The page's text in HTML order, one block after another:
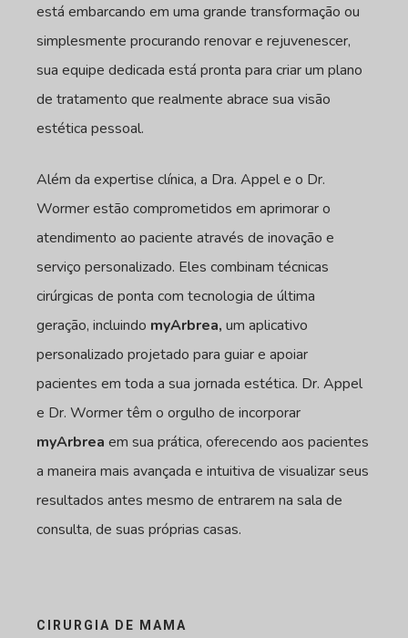
está embarcando em uma grande transformação ou
simplesmente procurando renovar e rejuvenescer,
sua equipe dedicada está pronta para criar um plano
de tratamento que realmente abrace sua visão
estética pessoal.
Além da expertise clínica, a Dra. Appel e o Dr.
Wormer estão comprometidos em aprimorar o
atendimento ao paciente através de inovação e
serviço personalizado. Eles combinam técnicas
cirúrgicas de ponta com tecnologia de última
geração, incluindo myArbrea,um aplicativo
personalizado projetado para guiar e apoiar
pacientes em toda a sua jornada estética. Dr. Appel
e Dr. Wormer têm o orgulho de incorporar
myArbrea em sua prática, oferecendo aos pacientes
a maneira mais avançada e intuitiva de visualizar seus
resultados antes mesmo de entrarem na sala de
consulta, de suas próprias casas.
CIRURGIA DE MAMA